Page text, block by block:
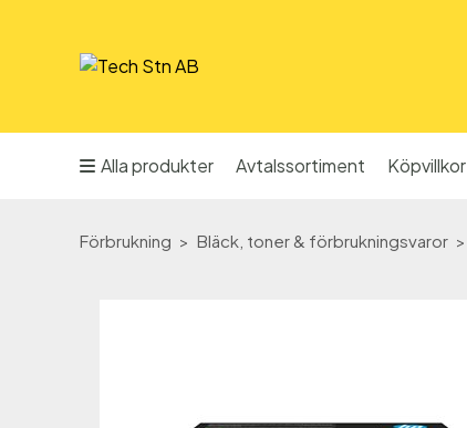
Alla produkter Avtalssortiment Köpvillkor
Förbrukning Bläck, toner & förbrukningsvaror